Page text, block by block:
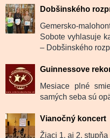
Dobšinského
Gemersko-
Sobote vyhlasuje
– Dobšinského
Guinnessove
Mesiace plné
samých seba sú
Vianočný koncert
Žiaci 1. aj 2.